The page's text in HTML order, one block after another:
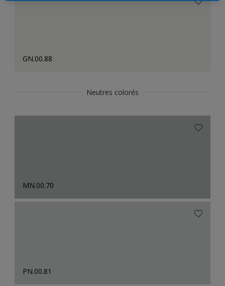
GN.00.88
Neutres colorés
MN.00.70
PN.00.81